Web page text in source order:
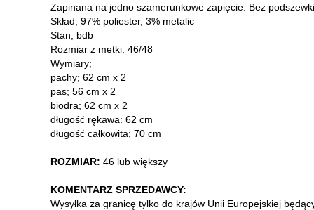
Zapinana na jedno szamerunkowe zapięcie. Bez
Skład; 97% poliester, 3% metalic
Stan; bdb
Rozmiar z metki: 46/48
Wymiary;
pachy; 62 cm x 2
pas; 56 cm x 2
biodra; 62 cm x 2
długość rękawa: 62 cm
długość całkowita; 70 cm
ROZMIAR: 46 lub większy
KOMENTARZ SPRZEDAWCY:
Wysyłka za granicę tylko do krajów Unii Europejskiej